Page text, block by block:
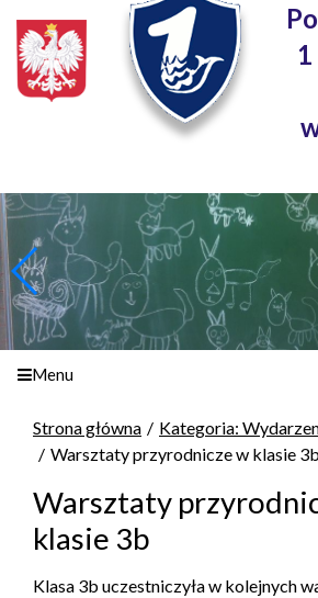
Menu
Strona główna
Kategoria:
Warsztaty przyrodnicze w klasie 3b
Warsztaty
klasie 3b
Klasa 3b uczestniczyła w kolejnych